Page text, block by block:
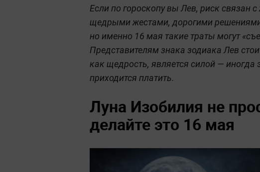
Если по гороскопу вы Лев, риск связан
щедрыми жестами, дорогими
но именно 16 мая такие траты могут
Представителям знака зодиака Лев
как щедрость, является силой — иногда
приходится платить.
Луна Изобилия не
делайте это 16 мая